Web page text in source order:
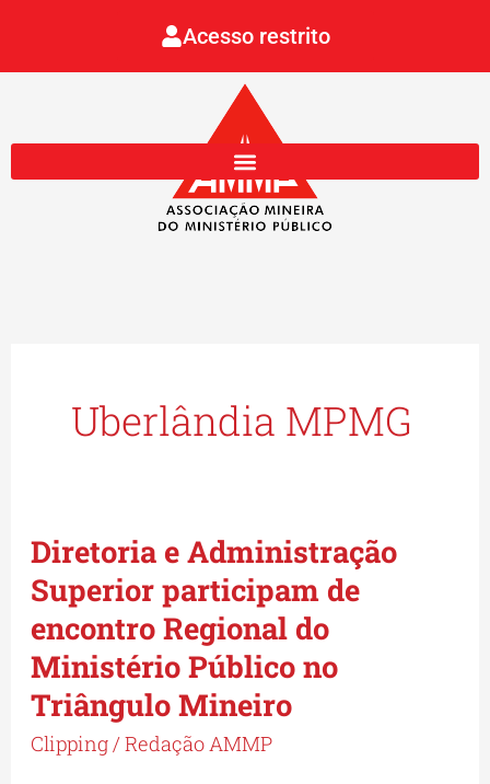
Acesso restrito
Uberlândia MPMG
Diretoria e Administração
Superior participam de
encontro Regional do
Ministério Público no
Triângulo Mineiro
Clipping/Redação AMMP
Diretoria
e
Administração
Superior
participam
de
encontro